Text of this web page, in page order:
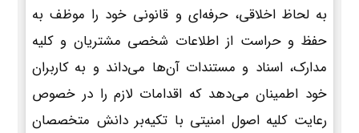
به لحاظ اخلاقی، حرفه‌ای و قانونی خود را موظف به
حفظ و حراست از اطلاعات شخصی مشتریان و کلیه
مدارک، اسناد و مستندات آن‌ها می‌داند و به کاربران
خود اطمینان می‌دهد که اقدامات لازم را در خصوص
رعایت کلیه اصول امنیتی با تکیه‌بر دانش متخصصان